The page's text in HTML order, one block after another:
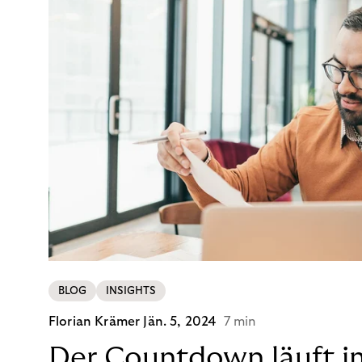
BLOG INSIGHTS
Florian Krämer Jän. 5, 2024 7 min